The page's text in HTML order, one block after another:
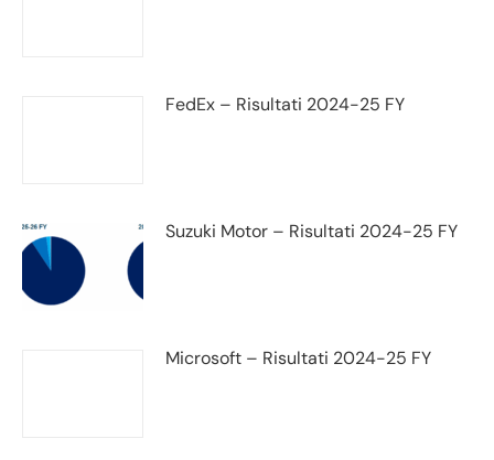
FedEx – Risultati 2024-25 FY
Suzuki Motor – Risultati 2024-25 FY
Microsoft – Risultati 2024-25 FY